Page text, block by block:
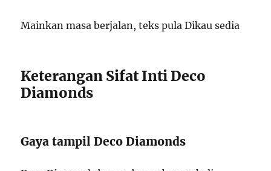
Mainkan masa berjalan, teks pula Dikau sedia
Keterangan Sifat Inti Deco
Diamonds
Gaya tampil Deco Diamonds